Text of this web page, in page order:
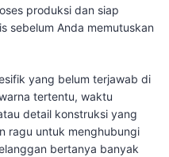
produksi dan siap
sebelum Anda memutuskan
yang belum terjawab di
tertentu, waktu
detail konstruksi yang
ragu untuk menghubungi
bertanya banyak